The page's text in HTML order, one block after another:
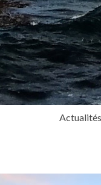
Actualités